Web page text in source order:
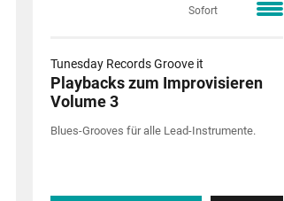
Sofort
Tunesday Records Groove it
Playbacks zum Improvisieren
Volume 3
Blues-Grooves für alle Lead-Instrumente.